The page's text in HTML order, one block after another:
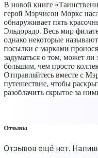
В новой книге
герой Мэрчисон Моркс
обнаруживает пять
Эльдорадо. Весь мир
однако некоторые
посылки с марками
задуматься о том, может ли
большим, чем просто
Отправляйтесь вместе с
путешествие, чтобы
разоблачить скрытое за
Отзывы
Отзывов ещё нет.